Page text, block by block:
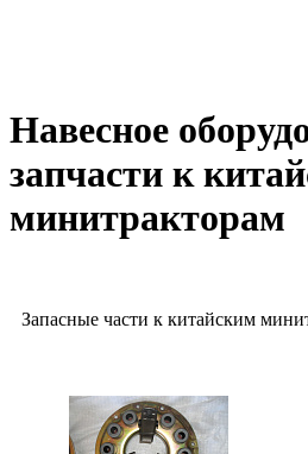
Навесное
запчасти к
минитракторам
Запасные части к китайским